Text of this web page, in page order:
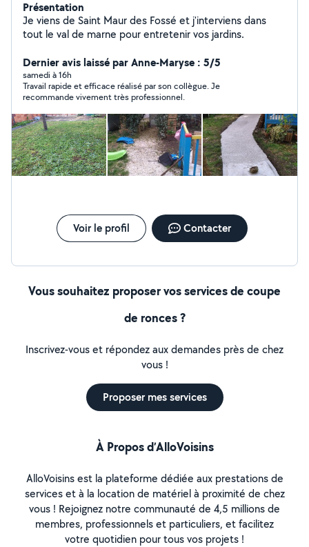
Présentation
Je viens de Saint Maur des Fossé et j'interviens dans
tout le val de marne pour entretenir vos jardins.
Dernier avis laissé par Anne-Maryse : 5/5
samedi à 16h
Travail rapide et efficace réalisé par son collègue. Je
recommande vivement très professionnel.
Voir le profil Contacter
Vous souhaitez proposer vos services de coupe
de ronces ?
Inscrivez-vous et répondez aux demandes près de chez
vous !
Proposer mes services
À Propos d’AlloVoisins
AlloVoisins est la plateforme dédiée aux prestations de
services et à la location de matériel à proximité de chez
vous ! Rejoignez notre communauté de 4,5 millions de
membres, professionnels et particuliers, et facilitez
votre quotidien pour tous vos projets !